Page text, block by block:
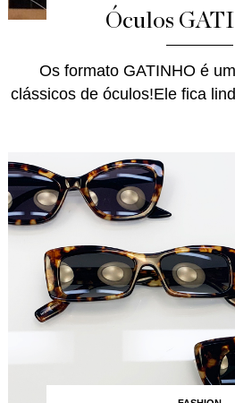
Óculos
Os formato GATINHO é
clássicos de óculos!Ele fica